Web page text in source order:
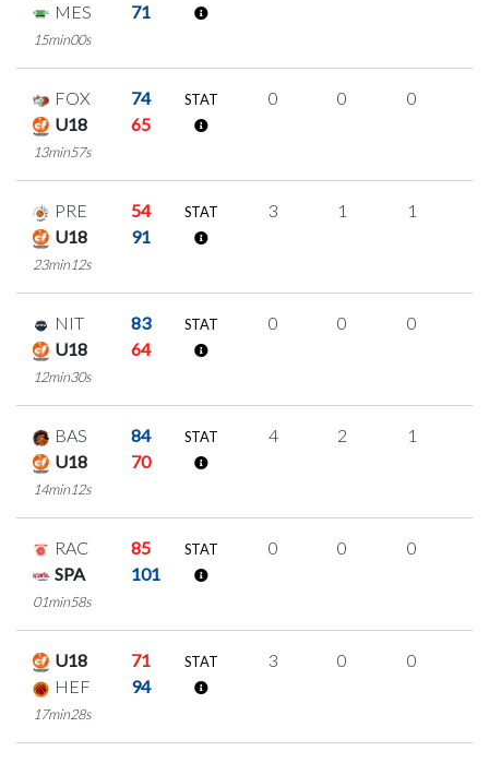
MES
71
15min00s
FOX
74
U18
65
13min57s
STAT 0 0 0
PRE
54
U18
91
23min12s
STAT 3 1 1
NIT
83
U18
64
12min30s
STAT 0 0 0
BAS
84
U18
70
14min12s
STAT 4 2 1
RAC
85
SPA
101
01min58s
STAT 0 0 0
U18
71
HEF
94
17min28s
STAT 3 0 0